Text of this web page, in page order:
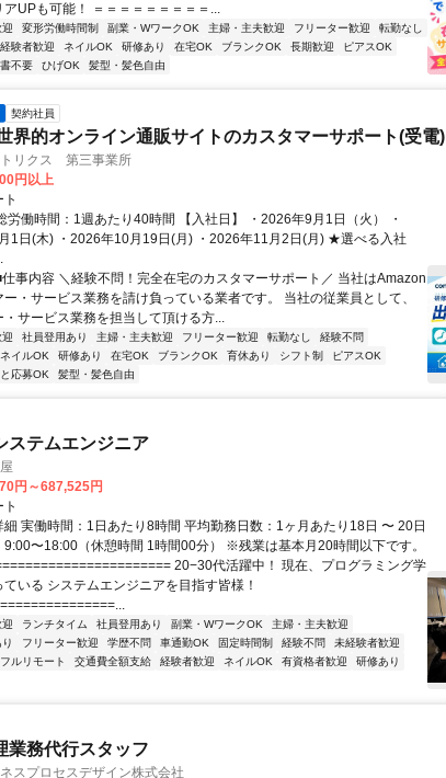
アUPも可能！ ＝＝＝＝＝＝＝＝＝...
変形労働時間制 副業・WワークOK 主婦・主夫歓迎 フリーター歓迎
転勤なし
経験者歓迎 ネイルOK 研修あり 在宅OK ブランクOK 長期歓迎
ピアスOK
不要 ひげOK 髪型・髪色自由
契約社員
界的オンライン通販サイトのカスタマーサポート(受電)
トリクス 第三事業所
円以上
労働時間：1週あたり40時間 【入社日】 ・2026年9月1日（火） ・
1日(木) ・2026年10月19日(月) ・2026年11月2日(月) ★選べる入社
事内容 ＼経験不問！完全在宅のカスタマーサポート／ 当社はAmazon
・サービス業務を請け負っている業者です。 当社の従業員として、
・サービス業務を担当して頂ける方...
社員登用あり 主婦・主夫歓迎 フリーター歓迎 転勤なし
経験不問
ネイルOK 研修あり 在宅OK ブランクOK 育休あり シフト制
ピアスOK
応募OK 髪型・髪色自由
ステムエンジニア
円～687,525円
細 実働時間：1日あたり8時間 平均勤務日数：1ヶ月あたり18日 〜 20日
9:00〜18:00（休憩時間 1時間00分） ※残業は基本月20時間以下です。
20−30代活躍中！ 現在、プログラミング学
いる システムエンジニアを目指す皆様！
ランチタイム 社員登用あり 副業・WワークOK
主婦・主夫歓迎
フリーター歓迎 学歴不問 車通勤OK 固定時間制 経験不問
未経験者歓迎
フルリモート 交通費全額支給 経験者歓迎 ネイルOK 有資格者歓迎
研修あり
業務代行スタッフ
スプロセスデザイン株式会社